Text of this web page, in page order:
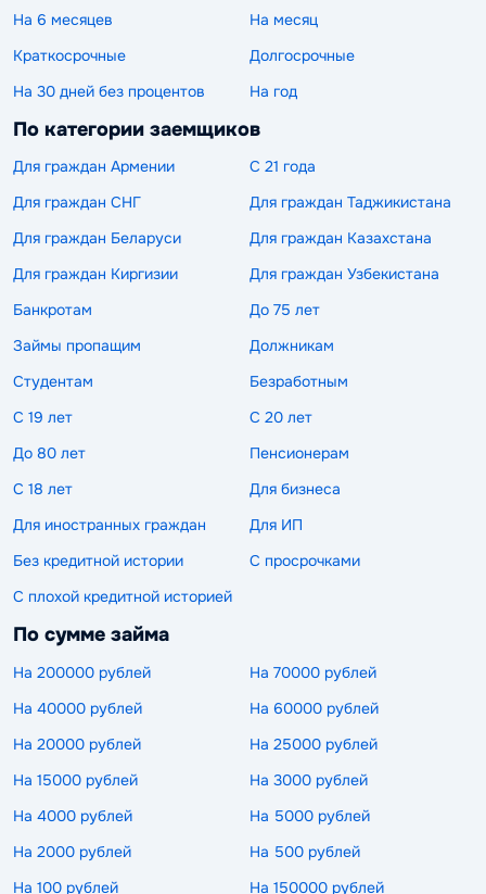
На 6 месяцев
На месяц
Краткосрочные
Долгосрочные
На 30 дней без процентов
На год
По категории заемщиков
Для граждан Армении
С 21 года
Для граждан СНГ
Для граждан Таджикистана
Для граждан Беларуси
Для граждан Казахстана
Для граждан Киргизии
Для граждан Узбекистана
Банкротам
До 75 лет
Займы пропащим
Должникам
Студентам
Безработным
С 19 лет
С 20 лет
До 80 лет
Пенсионерам
С 18 лет
Для бизнеса
Для иностранных граждан
Для ИП
Без кредитной истории
С просрочками
С плохой кредитной историей
По сумме займа
На 200000 рублей
На 70000 рублей
На 40000 рублей
На 60000 рублей
На 20000 рублей
На 25000 рублей
На 15000 рублей
На 3000 рублей
На 4000 рублей
На 5000 рублей
На 2000 рублей
На 500 рублей
На 100 рублей
На 150000 рублей